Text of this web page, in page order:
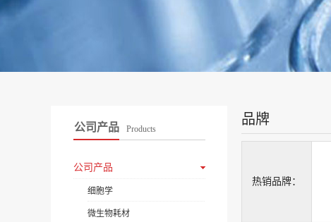
公司产品 Products
公司产品
细胞学
微生物耗材
品牌
热销品牌：